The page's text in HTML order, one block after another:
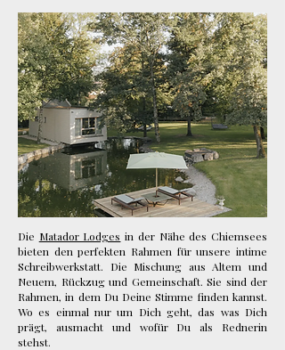
Die Matador Lodges in der Nähe des Chiemsees
bieten den perfekten Rahmen für unsere intime
Schreibwerkstatt. Die Mischung aus Altem und
Neuem, Rückzug und Gemeinschaft. Sie sind der
Rahmen, in dem Du Deine Stimme finden kannst.
Wo es einmal nur um Dich geht, das was Dich
prägt, ausmacht und wofür Du als Rednerin
stehst.